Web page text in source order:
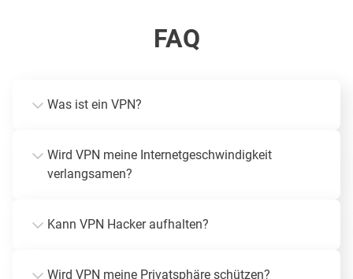
FAQ
Was ist ein VPN?
Wird VPN meine Internetgeschwindigkeit
verlangsamen?
Kann VPN Hacker aufhalten?
Wird VPN meine Privatsphäre schützen?